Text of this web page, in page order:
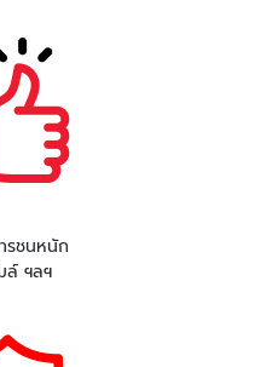
รชนหนัก
ล์ ฯลฯ